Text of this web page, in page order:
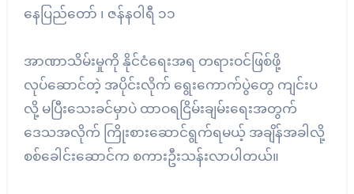
နေပြည်တော် ၊ ဇန်နဝါရီ ၁၁
အာဏာသိမ်းမှုကို နိုင်ငံရေးအရ တရားဝင်ဖြစ်ဖို့
လုပ်ဆောင်တဲ့ အပိုင်းလိုက် ရွေးကောက်ပွဲတွေ ကျင်းပ
လို့ မပြီးသေးခင်မှာပဲ ထာဝရငြိမ်းချမ်းရေးအတွက်
ဒေသအလိုက် ကြိုးစားဆောင်ရွက်ရမယ့် အချိန်အခါလို့
စစ်ခေါင်းဆောင်က စကားဦးသန်းလာပါတယ်။